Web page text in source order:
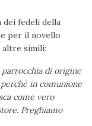
fedeli della
per il novello
simili:
di origine
in comunione
come vero
Preghiamo